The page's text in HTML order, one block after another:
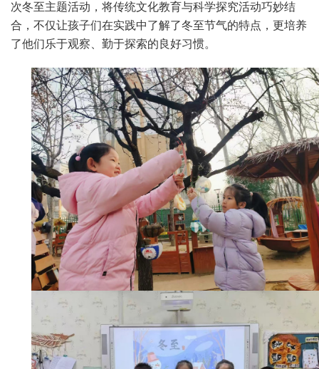
次冬至主题活动，将传统文化教育与科学探究活动巧妙结
合，不仅让孩子们在实践中了解了冬至节气的特点，更培养
了他们乐于观察、勤于探索的良好习惯。